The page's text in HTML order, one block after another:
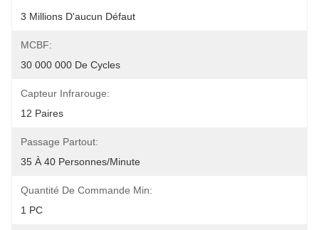
3 Millions D'aucun Défaut
MCBF:
30 000 000 De Cycles
Capteur Infrarouge:
12 Paires
Passage Partout:
35 À 40 Personnes/minute
Quantité De Commande Min:
1 PC